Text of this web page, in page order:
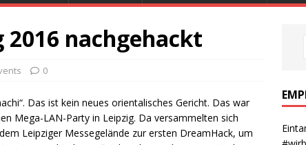
2016 nachgehackt
0
Das ist kein neues orientalisches Gericht. Das war
Mega-LAN-Party in Leipzig. Da versammelten sich
Leipziger Messegelände zur ersten DreamHack, um